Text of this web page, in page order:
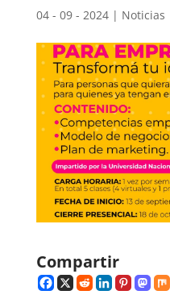
04 - 09 - 2024| Noticias
Compartir